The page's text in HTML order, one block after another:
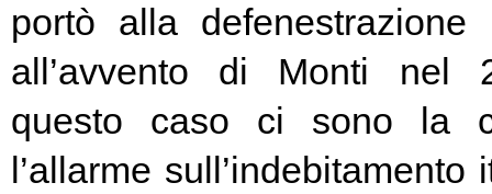
portò alla
all’avvento di Monti nel
questo caso ci sono la
l’allarme